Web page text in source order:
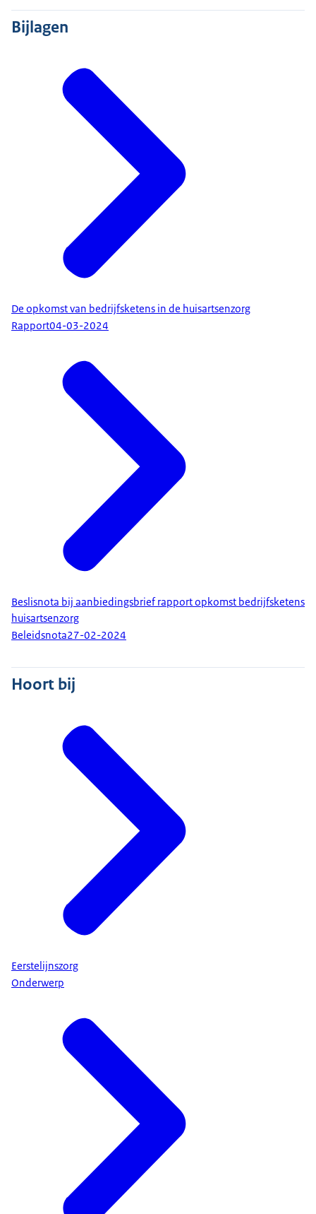
Bijlagen
De opkomst van bedrijfsketens in de huisartsenzorg
Rapport04-03-2024
Beslisnota bij aanbiedingsbrief rapport opkomst bedrijfsketens
huisartsenzorg
Beleidsnota27-02-2024
Hoort bij
Eerstelijnszorg
Onderwerp